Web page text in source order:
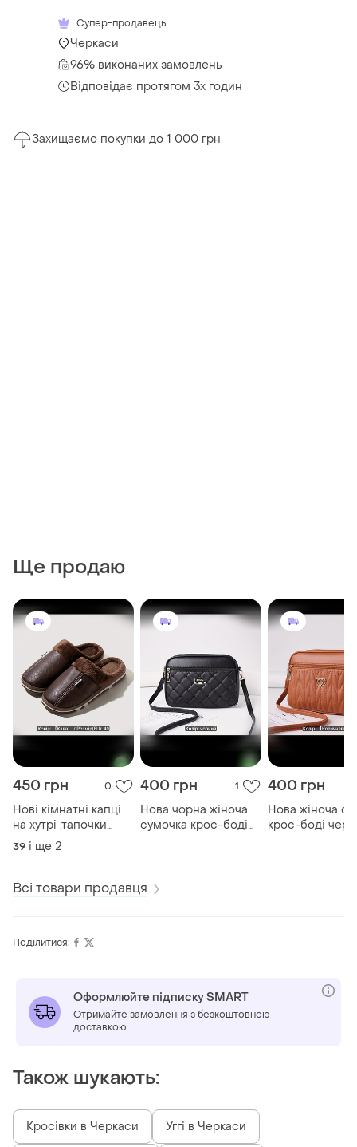
Супер-продавець
Черкаси
96% виконаних замовлень
Відповідає протягом 3х годин
Захищаємо покупки до 1 000 грн
Ще продаю
450 грн 0
Нові кімнатні капці
на хутрi ,тапочки
,шльопанці uniseks
🤗👍🏻🤎🤎🤎🤎🤎🤎
39 і ще 2
400 грн 1
Нова чорна жіноча
сумочка крос-боді
400 грн
Нова жіноча
крос-боді через
Всі товари продавця
Поділитися:
Оформлюйте підписку SMART
Отримайте замовлення з безкоштовною
доставкою
Також шукають:
Кросівки в Черкаси Уггі в Черкаси